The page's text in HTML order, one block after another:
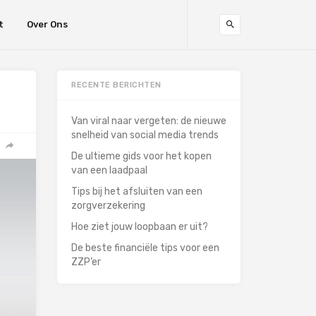
Over Ons
RECENTE BERICHTEN
Van viral naar vergeten: de nieuwe
snelheid van social media trends
De ultieme gids voor het kopen
van een laadpaal
Tips bij het afsluiten van een
zorgverzekering
Hoe ziet jouw loopbaan er uit?
De beste financiële tips voor een
ZZP’er